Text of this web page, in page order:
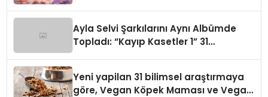
Ayla Selvi Şarkılarını Aynı Albümde
Topladı: “Kayıp Kasetler 1” 31
Yeni yapilan 31 bilimsel araştırmaya
göre, Vegan Köpek Maması ve Vegan